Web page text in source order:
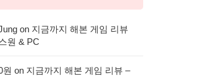
on 지금까지 해본 게임 리뷰
원 & PC
원 on 지금까지 해본 게임 리뷰 –